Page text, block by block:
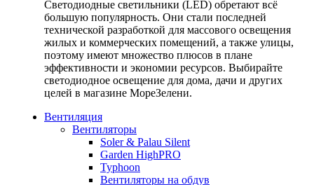
Светодиодные светильники (LED) обретают всё
большую популярность. Они стали последней
технической разработкой для массового освещения
жилых и коммерческих помещений, а также улицы,
поэтому имеют множество плюсов в плане
эффективности и экономии ресурсов. Выбирайте
светодиодное освещение для дома, дачи и других
целей в магазине МореЗелени.
Вентиляция
Вентиляторы
Soler & Palau Silent
Garden HighPRO
Typhoon
Вентиляторы на обдув